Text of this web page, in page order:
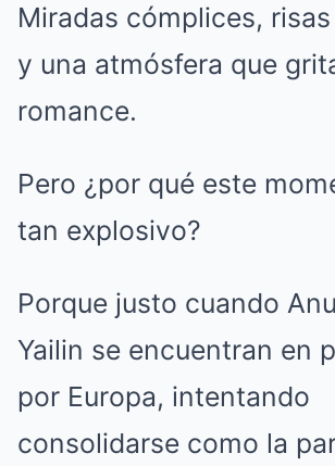
Miradas cómplices,
y una atmósfera que
romance.
Pero ¿por qué este
tan explosivo?
Porque justo cuando
Yailin se encuentran en
por Europa, intentando
consolidarse como la